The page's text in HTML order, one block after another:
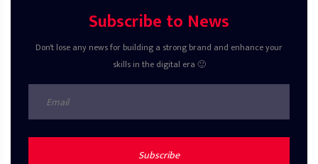
Subscribe to News
Don't lose any news for building a strong brand and enhance your
skills in the digital era 🙂
Subscribe